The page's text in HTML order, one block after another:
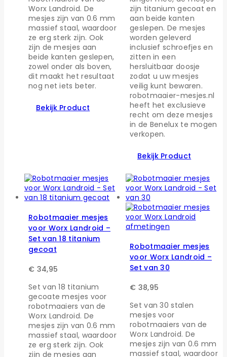
Worx Landroid. De
mesjes zijn van 0.6 mm
massief staal, waardoor
ze erg sterk zijn. Ook
zijn de mesjes aan
beide kanten geslepen,
zowel onder als boven,
dit maakt het resultaat
nog net iets beter.
Bekijk Product
zijn titanium gecoat en
aan beide kanten
geslepen. De mesjes
worden geleverd
inclusief schroefjes en
zitten in een
hersluitbaar doosje
zodat u uw mesjes
veilig kunt bewaren.
robotmaaier-mesjes.nl
heeft het exclusieve
recht om deze mesjes
in de Benelux te mogen
verkopen.
Bekijk Product
Robotmaaier mesjes
voor Worx Landroid –
Set van 18 titanium
gecoat
€ 34,95
Set van 18 titanium
gecoate mesjes voor
robotmaaiers van de
Worx Landroid. De
mesjes zijn van 0.6 mm
massief staal, waardoor
ze erg sterk zijn. Ook
zijn de mesjes aan
Robotmaaier mesjes
voor Worx Landroid –
Set van 30
€ 38,95
Set van 30 stalen
mesjes voor
robotmaaiers van de
Worx Landroid. De
mesjes zijn van 0.6 mm
massief staal, waardoor